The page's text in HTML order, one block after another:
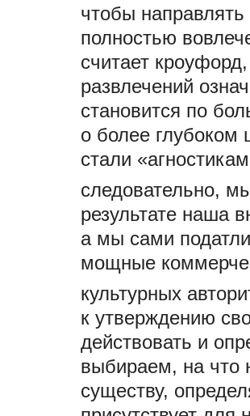
чтобы
полностью
считает
развлечений
становится по
о более
стали
следовательно,
результате наша
а мы сами
мощные
культурных
к утверждению
действовать и
выбираем, на что
существу,